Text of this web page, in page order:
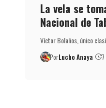
La vela se
Nacional de
Víctor Bolaños, único
PorLucho Anaya